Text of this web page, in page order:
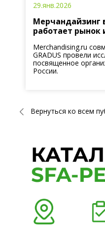
29.янв.2026
Мерчандайзинг
работает рынок
Merchandising.ru
GRADUS провели
посвященное
России.
Вернуться ко всем